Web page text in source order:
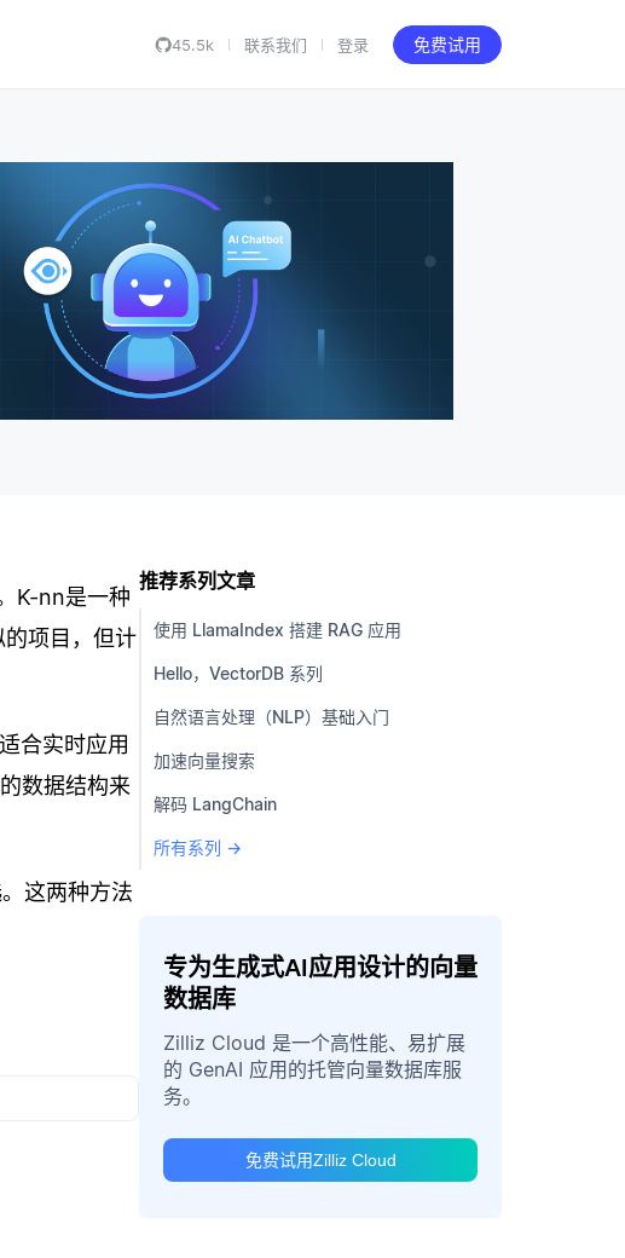
45.5k 联系我们 登录 免费试用
K-nn是一种
项目，但计
合实时应用
数据结构来
这两种方法
推荐系列文章
使用 LlamaIndex 搭建 RAG 应用
Hello，VectorDB 系列
自然语言处理（NLP）基础入门
加速向量搜索
解码 LangChain
所有系列 →
专为生成式AI应用设计的向量
数据库
Zilliz Cloud 是一个高性能、易扩展
的 GenAI 应用的托管向量数据库服
务。
免费试用Zilliz Cloud